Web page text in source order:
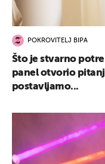
POKROVITELJ BIPA
Što je stvarno
panel otvorio
postavljamo...